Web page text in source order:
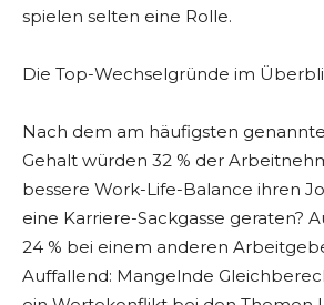
spielen selten eine Rolle.
Die Top-Wechselgründe im
Nach dem am häufigsten
Gehalt würden 32 % der
bessere Work-Life-Balance ihren
eine Karriere-Sackgasse geraten?
24 % bei einem anderen
Auffallend: Mangelnde